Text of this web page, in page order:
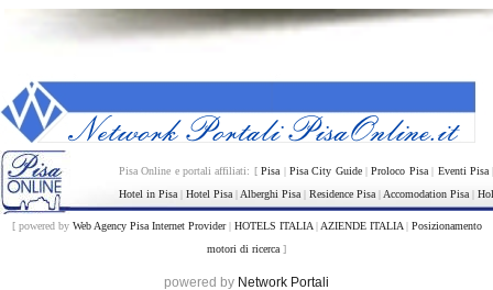
Pisa Online e portali affiliati: [Pisa | Pisa City Guide|Proloco Pisa| Eventi Pisa
Hotel in Pisa | Hotel Pisa | Alberghi Pisa | Residence Pisa | Accomodation Pisa |
[ powered by Web Agency Pisa Internet Provider| HOTELS ITALIA| AZIENDE ITALIA| Posizionamento
motori di ricerca ]
powered by Network Portali